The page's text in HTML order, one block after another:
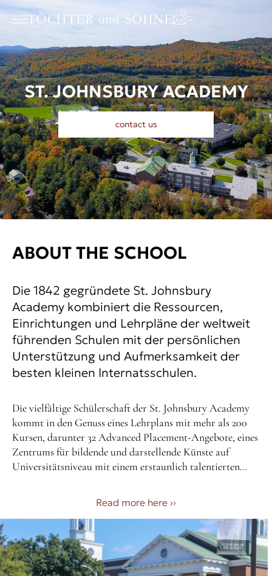
ST. JOHNSBURY ACADEMY
contact us
ABOUT THE SCHOOL
Die 1842 gegründete St. Johnsbury
Academy kombiniert die Ressourcen,
Einrichtungen und Lehrpläne der weltweit
führenden Schulen mit der persönlichen
Unterstützung und Aufmerksamkeit der
besten kleinen Internatsschulen.
Die vielfältige Schülerschaft der St. Johnsbury Academy
kommt in den Genuss eines Lehrplans mit mehr als 200
Kursen, darunter 32 Advanced Placement-Angebote, eines
Zentrums für bildende und darstellende Künste auf
Universitätsniveau mit einem erstaunlich talentierten
technischer Ausbildung, ESL und vier Fremdsprachen.
Unsere Schülerschaft, die aus mehr als 50 Städten in VT
und NH, 20 Bundesstaaten und ebenso vielen
ausländischen Ländern stammt, bietet jedem Schüler die
Möglichkeit, in einer bemerkenswert vielfältigen
Gemeinschaft zu leben und zu lernen. Ein Ethos der
Read more here ››